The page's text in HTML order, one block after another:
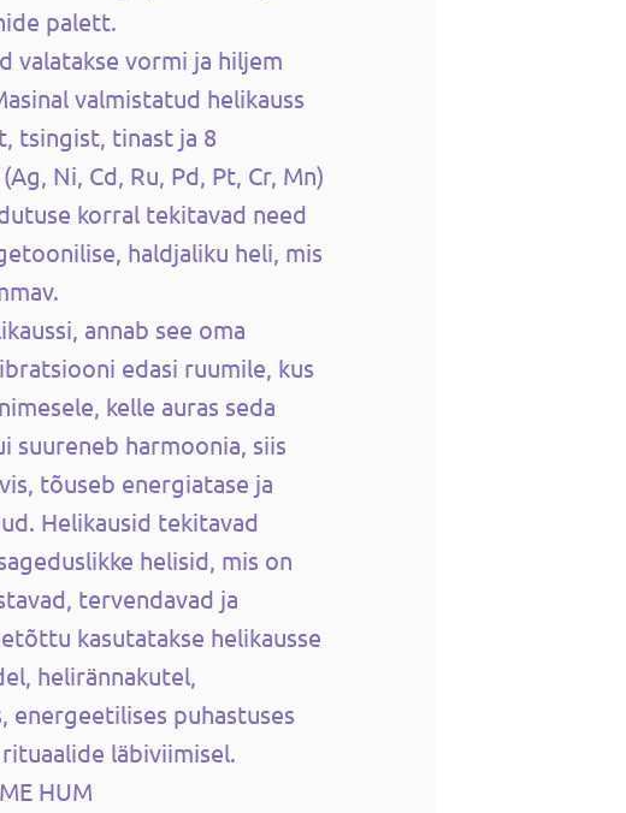
palett.
valatakse vormi ja hiljem
valmistatud helikauss
tsingist, tinast ja 8
Ni, Cd, Ru, Pd, Pt, Cr, Mn)
korral tekitavad need
haldjaliku heli, mis
annab see oma
edasi ruumile, kus
kelle auras seda
suureneb harmoonia, siis
tõuseb energiatase ja
Helikausid tekitavad
helisid, mis on
tervendavad ja
kasutatakse helikausse
helirännakutel,
energeetilises puhastuses
läbiviimisel.
HUM